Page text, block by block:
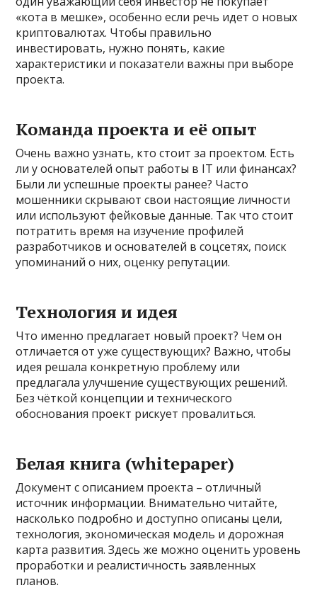
«кота в мешке», особенно если речь идет о новых
криптовалютах. Чтобы правильно
инвестировать, нужно понять, какие
характеристики и показатели важны при выборе
проекта.
Команда проекта и её опыт
Очень важно узнать, кто стоит за проектом. Есть
ли у основателей опыт работы в IT или финансах?
Были ли успешные проекты ранее? Часто
мошенники скрывают свои настоящие личности
или используют фейковые данные. Так что стоит
потратить время на изучение профилей
разработчиков и основателей в соцсетях, поиск
упоминаний о них, оценку репутации.
Технология и идея
Что именно предлагает новый проект? Чем он
отличается от уже существующих? Важно, чтобы
идея решала конкретную проблему или
предлагала улучшение существующих решений.
Без чёткой концепции и технического
обоснования проект рискует провалиться.
Белая книга (whitepaper)
Документ с описанием проекта – отличный
источник информации. Внимательно читайте,
насколько подробно и доступно описаны цели,
технология, экономическая модель и дорожная
карта развития. Здесь же можно оценить уровень
проработки и реалистичность заявленных
планов.